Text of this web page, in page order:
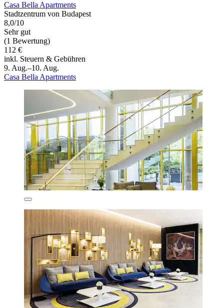
Casa Bella Apartments
Stadtzentrum von Budapest
8,0/10
Sehr gut
(1 Bewertung)
112 €
inkl. Steuern & Gebühren
9. Aug.–10. Aug.
Casa Bella Apartments